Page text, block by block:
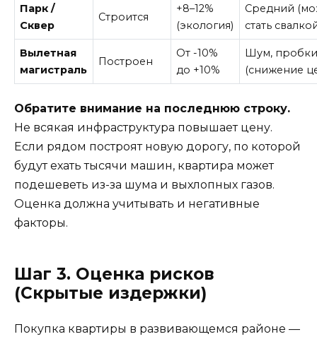
Парк /
Сквер
Строится
+8–12%
(экология)
Средний
стать
Вылетная
магистраль
Построен
От -10%
до +10%
Шум,
(снижение
Обратите внимание на последнюю строку.
Не всякая инфраструктура повышает цену.
Если рядом построят новую дорогу, по которой
будут ехать тысячи машин, квартира может
подешеветь из-за шума и выхлопных газов.
Оценка должна учитывать и негативные
факторы.
Шаг 3. Оценка рисков
(Скрытые издержки)
Покупка квартиры в развивающемся районе —